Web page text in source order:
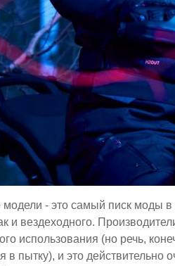
- это самый писк моды в
и вездеходного.
использования (но речь,
в пытку), и это действительно